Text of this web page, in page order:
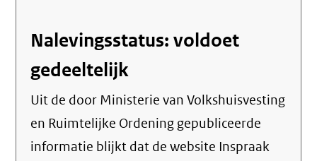
Nalevingsstatus: voldoet
gedeeltelijk
Uit de door Ministerie van Volkshuisvesting
en Ruimtelijke Ordening gepubliceerde
informatie blijkt dat de website Inspraak